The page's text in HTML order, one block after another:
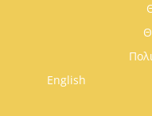
English